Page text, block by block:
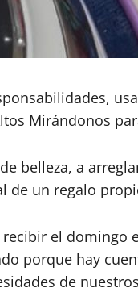
Mirándonos
belleza, a
de un regalo
el domingo
porque hay
de